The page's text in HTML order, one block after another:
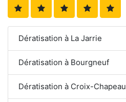
Dératisation à La Jarrie
Dératisation à Bourgneuf
Dératisation à Croix-Chapeau